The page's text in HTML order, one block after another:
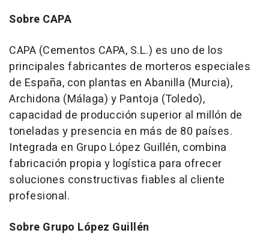
Sobre CAPA
CAPA (Cementos CAPA, S.L.) es uno de los
principales fabricantes de morteros especiales
de España, con plantas en Abanilla (Murcia),
Archidona (Málaga) y Pantoja (Toledo),
capacidad de producción superior al millón de
toneladas y presencia en más de 80 países.
Integrada en Grupo López Guillén, combina
fabricación propia y logística para ofrecer
soluciones constructivas fiables al cliente
profesional.
Sobre Grupo López Guillén